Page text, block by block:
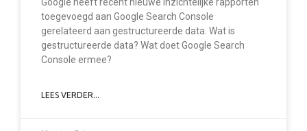
toegevoegd aan Google Search Console
gerelateerd aan gestructureerde data. Wat is
gestructureerde data? Wat doet Google Search
Console ermee?
LEES VERDER...